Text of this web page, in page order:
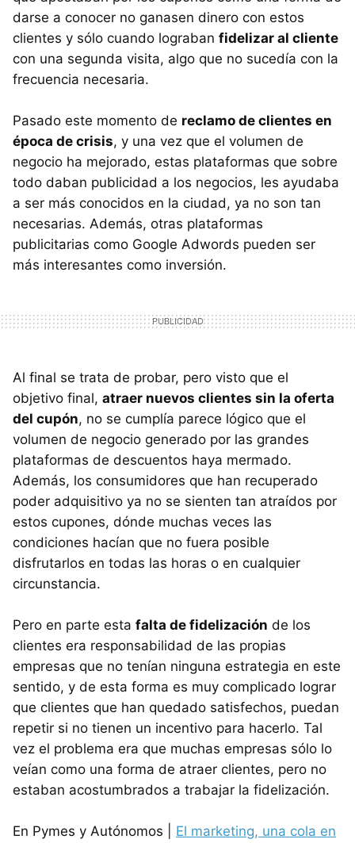
darse a conocer no ganasen dinero con estos
clientes y sólo cuando lograban fidelizar al cliente
con una segunda visita, algo que no sucedía con la
frecuencia necesaria.
Pasado este momento de reclamo de clientes en
época de crisis, y una vez que el volumen de
negocio ha mejorado, estas plataformas que sobre
todo daban publicidad a los negocios, les ayudaba
a ser más conocidos en la ciudad, ya no son tan
necesarias. Además, otras plataformas
publicitarias como Google Adwords pueden ser
más interesantes como inversión.
Al final se trata de probar, pero visto que el
objetivo final, atraer nuevos clientes sin la oferta
del cupón, no se cumplía parece lógico que el
volumen de negocio generado por las grandes
plataformas de descuentos haya mermado.
Además, los consumidores que han recuperado
poder adquisitivo ya no se sienten tan atraídos por
estos cupones, dónde muchas veces las
condiciones hacían que no fuera posible
disfrutarlos en todas las horas o en cualquier
circunstancia.
Pero en parte esta falta de fidelización de los
clientes era responsabilidad de las propias
empresas que no tenían ninguna estrategia en este
sentido, y de esta forma es muy complicado lograr
que clientes que han quedado satisfechos, puedan
repetir si no tienen un incentivo para hacerlo. Tal
vez el problema era que muchas empresas sólo lo
veían como una forma de atraer clientes, pero no
estaban acostumbrados a trabajar la fidelización.
En Pymes y Autónomos | El marketing, una cola en